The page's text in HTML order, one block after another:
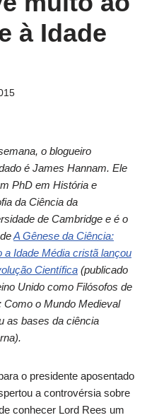
à Idade
o blogueiro
é James Hannam. Ele
PhD em História e
da Ciência da
de Cambridge e é o
A Gênese da Ciência:
a Idade Média cristã lançou
Científica (publicado
Unido como Filósofos de
Como o Mundo Medieval
as bases da ciência
o presidente aposentado
a controvérsia sobre
conhecer Lord Rees um